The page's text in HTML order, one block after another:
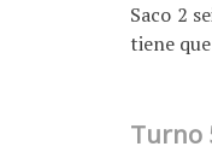
Saco 2
tiene
Turno